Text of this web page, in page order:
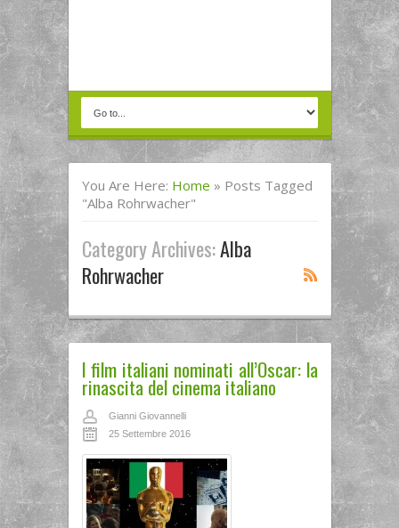
You Are Here: Home » Posts Tagged
"Alba Rohrwacher"
Category Archives:Alba
Rohrwacher
I film italiani nominati all’Oscar: la
rinascita del cinema italiano
Gianni Giovannelli
25 Settembre 2016